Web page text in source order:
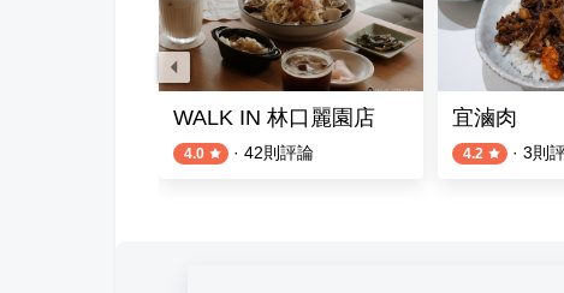
WALK IN 林口麗園店
4.0 · 42則評論
宜滷肉
4.2 · 3則